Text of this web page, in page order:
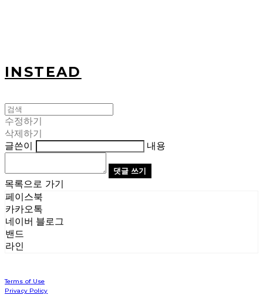
INSTEAD
수정하기
삭제하기
글쓴이
내용
댓글 쓰기
목록으로 가기
페이스북
카카오톡
네이버 블로그
밴드
라인
Terms of Use
Privacy Policy